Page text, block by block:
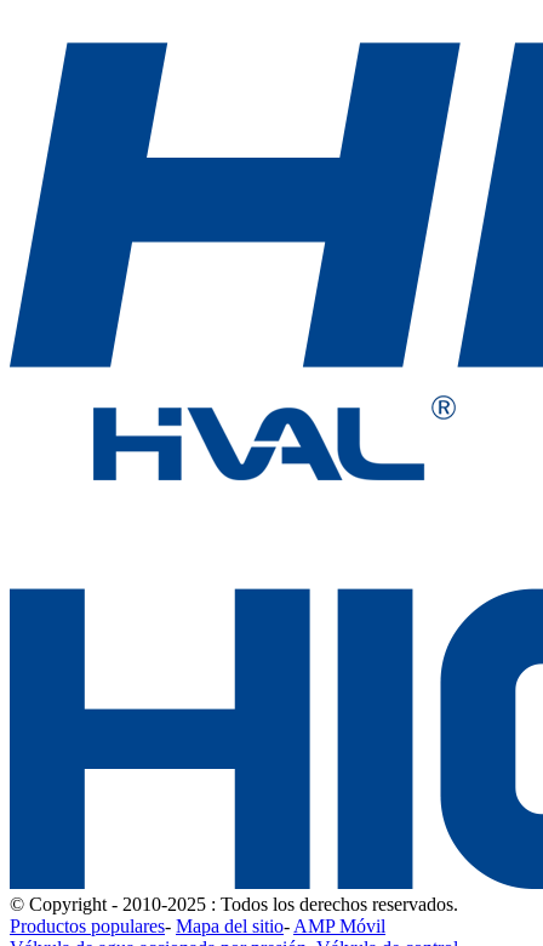
© Copyright - 2010-2025 : Todos los derechos reservados.
Productos populares- Mapa del sitio- AMP Móvil